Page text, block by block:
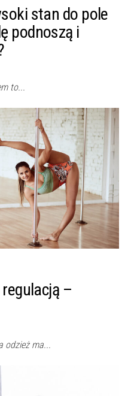
stan do pole
podnoszą i
to...
–
odzież ma...